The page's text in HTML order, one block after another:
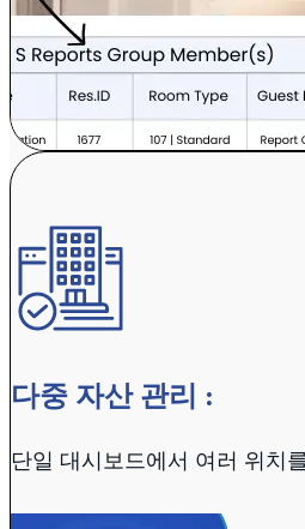
다중 자산 관리 :
단일 대시보드에서 여러 위치